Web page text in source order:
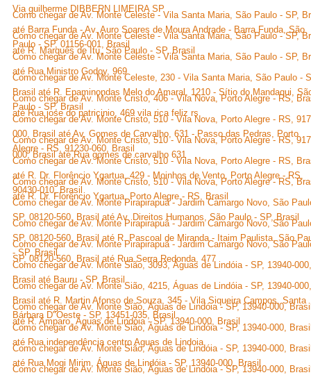
Via guilherme DIBBERN LIMEIRA SP
Como chegar de Av. Monte Celeste - Vila Santa Maria, São Paulo - SP,
até Barra Funda - Av. Auro Soares de Moura Andrade - Barra Funda, São
Paulo - SP, 01156-001, Brasil
Como chegar de Av. Monte Celeste - Vila Santa Maria, São Paulo - SP,
até R. Marquês de Itu, São Paulo - SP, Brasil
Como chegar de Av. Monte Celeste - Vila Santa Maria, São Paulo - SP,
até Rua Ministro Godoy, 969
Como chegar de Av. Monte Celeste, 230 - Vila Santa Maria, São Paulo -
Brasil até R. Epaminondas Melo do Amaral, 1210 - Sítio do Mandaqui,
Paulo - SP, Brasil
Como chegar de Av. Monte Cristo, 406 - Vila Nova, Porto Alegre - RS,
até Rua jose do patricinio, 469 vila rica feliz rs
Como chegar de Av. Monte Cristo, 510 - Vila Nova, Porto Alegre - RS,
000, Brasil até Av. Gomes de Carvalho, 631 - Passo das Pedras, Porto
Alegre - RS, 91230-060, Brasil
Como chegar de Av. Monte Cristo, 510 - Vila Nova, Porto Alegre - RS,
000, Brasil até Rua gomes de carvalho 631
Como chegar de Av. Monte Cristo, 510 - Vila Nova, Porto Alegre - RS,
até R. Dr. Florêncio Ygartua, 429 - Moinhos de Vento, Porto Alegre - RS,
90430-010, Brasil
Como chegar de Av. Monte Cristo, 510 - Vila Nova, Porto Alegre - RS,
até R. Dr. Florêncio Ygartua, Porto Alegre - RS, Brasil
Como chegar de Av. Monte Pirapirapuã - Jardim Camargo Novo, São
SP, 08120-560, Brasil até Av. Direitos Humanos, São Paulo - SP, Brasil
Como chegar de Av. Monte Pirapirapuã - Jardim Camargo Novo, São
SP, 08120-560, Brasil até R. Pascoal de Miranda - Itaim Paulista, São
- SP, Brasil
Como chegar de Av. Monte Pirapirapuã - Jardim Camargo Novo, São
SP, 08120-560, Brasil até Rua Serra Redonda, 477
Como chegar de Av. Monte Sião, 3093, Águas de Lindóia - SP, 13940-000,
Brasil até Bauru - SP, Brasil
Como chegar de Av. Monte Sião, 4215, Águas de Lindóia - SP, 13940-000,
Brasil até R. Martin Afonso de Souza, 345 - Vila Siqueira Campos, Santa
Bárbara D"Oeste - SP, 13451-035, Brasil
Como chegar de Av. Monte Sião, Águas de Lindóia - SP, 13940-000,
até R. Amparo, Águas de Lindóia - SP, 13940-000, Brasil
Como chegar de Av. Monte Sião, Águas de Lindóia - SP, 13940-000,
até Rua independência centro Aguas de Lindoia
Como chegar de Av. Monte Sião, Águas de Lindóia - SP, 13940-000,
até Rua Mogi Mirim, Águas de Lindóia - SP, 13940-000, Brasil
Como chegar de Av. Monte Sião, Águas de Lindóia - SP, 13940-000,